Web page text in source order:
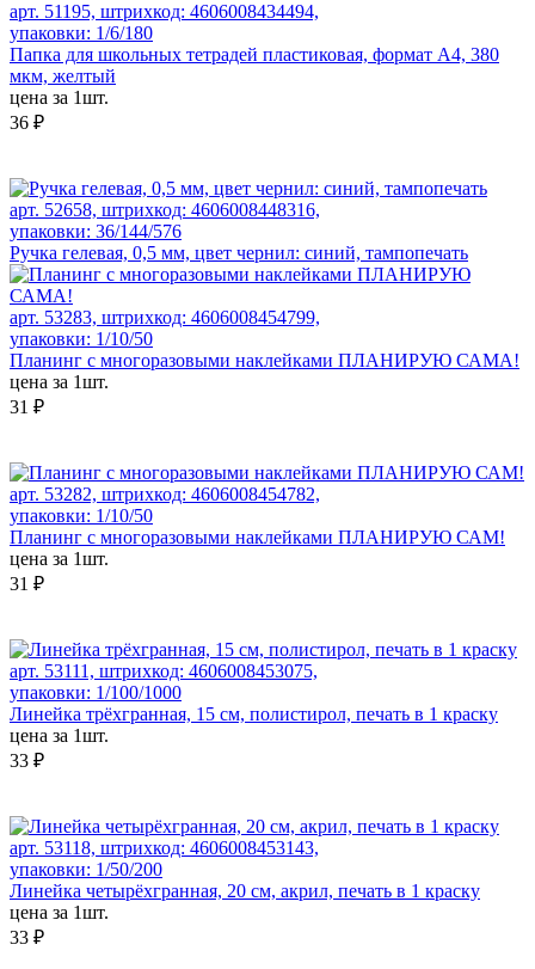
арт. 51195, штрихкод: 4606008434494,
упаковки: 1/6/180
Папка для школьных тетрадей пластиковая, формат А4, 380
мкм, желтый
цена за 1шт.
36 ₽
арт. 52658, штрихкод: 4606008448316,
упаковки: 36/144/576
Ручка гелевая, 0,5 мм, цвет чернил: синий, тампопечать
арт. 53283, штрихкод: 4606008454799,
упаковки: 1/10/50
Планинг с многоразовыми наклейками ПЛАНИРУЮ САМА!
цена за 1шт.
31 ₽
арт. 53282, штрихкод: 4606008454782,
упаковки: 1/10/50
Планинг с многоразовыми наклейками ПЛАНИРУЮ САМ!
цена за 1шт.
31 ₽
арт. 53111, штрихкод: 4606008453075,
упаковки: 1/100/1000
Линейка трёхгранная, 15 см, полистирол, печать в 1 краску
цена за 1шт.
33 ₽
арт. 53118, штрихкод: 4606008453143,
упаковки: 1/50/200
Линейка четырёхгранная, 20 см, акрил, печать в 1 краску
цена за 1шт.
33 ₽